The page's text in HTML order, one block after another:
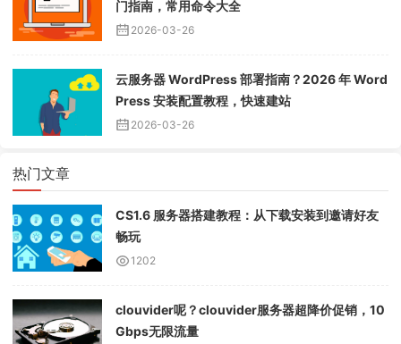
门指南，常用命令大全
2026-03-26
云服务器 WordPress 部署指南？2026 年 Word
Press 安装配置教程，快速建站
2026-03-26
热门文章
CS1.6 服务器搭建教程：从下载安装到邀请好友
畅玩
1202
clouvider呢？clouvider服务器超降价促销，10
Gbps无限流量